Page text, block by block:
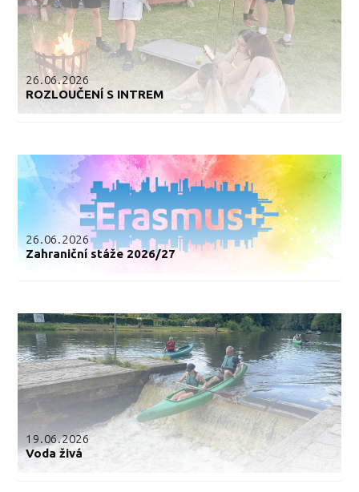
26.06.2026
ROZLOUČENÍ S INTREM
26.06.2026
Zahraniční stáže 2026/27
19.06.2026
Voda živá